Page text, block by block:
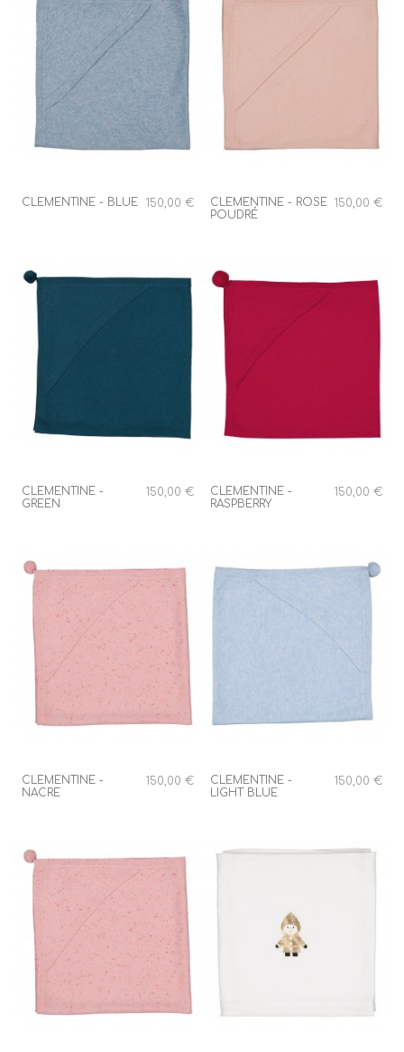
CLEMENTINE - BLUE 150,00 €
CLEMENTINE - ROSE
POUDRÉ
150,00 €
CLEMENTINE -
GREEN
150,00 €
CLEMENTINE -
RASPBERRY
150,00 €
CLEMENTINE -
NACRE
150,00 €
CLEMENTINE -
LIGHT BLUE
150,00 €